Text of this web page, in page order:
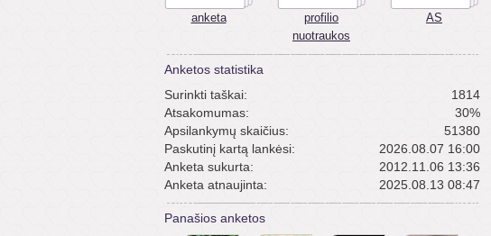
anketa
profilio
nuotraukos
AS
Anketos statistika
Surinkti taškai:
1814
Atsakomumas:
30%
Apsilankymų skaičius:
51380
Paskutinį kartą lankėsi:
2026.08.07 16:00
Anketa sukurta:
2012.11.06 13:36
Anketa atnaujinta:
2025.08.13 08:47
Panašios anketos